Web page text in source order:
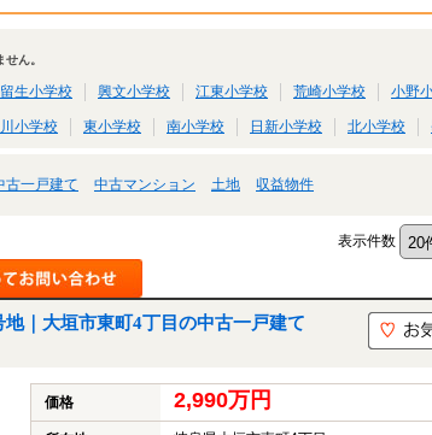
ん。
生小学校 興文小学校 江東小学校 荒崎小学校 小野
小学校 東小学校 南小学校 日新小学校 北小学校
古一戸建て 中古マンション 土地 収益物件
表示件数
｜大垣市東町4丁目の中古一戸建て
価格 2,990万円